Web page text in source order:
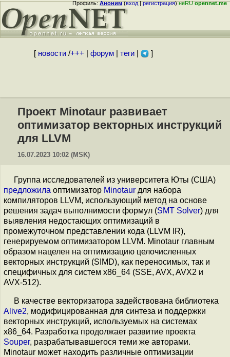
Профиль:Аноним(вход|регистрация)неRUopennet.me
[ новости/+++ форум| теги| ]
Проект Minotaur развивает
оптимизатор векторных инструкций
для LLVM
16.07.2023 10:02 (MSK)
Группа исследователей из университета Юты (США)
предложила оптимизатор Minotaur для набора
компиляторов LLVM, использующий метод на основе
решения задач выполнимости формул (SMT Solver) для
выявления недостающих оптимизаций в
промежуточном представлении кода (LLVM IR),
генерируемом оптимизатором LLVM. Minotaur главным
образом нацелен на оптимизацию целочисленных
векторных инструкций (SIMD), как переносимых, так и
специфичных для систем x86_64 (SSE, AVX, AVX2 и
AVX-512).
В качестве векторизатора задействована библиотека
Alive2, модифицированная для синтеза и поддержки
векторных инструкций, используемых на системах
x86_64. Разработка продолжает развитие проекта
Souper, разрабатывавшегося теми же авторами.
Minotaur может находить различные оптимизации